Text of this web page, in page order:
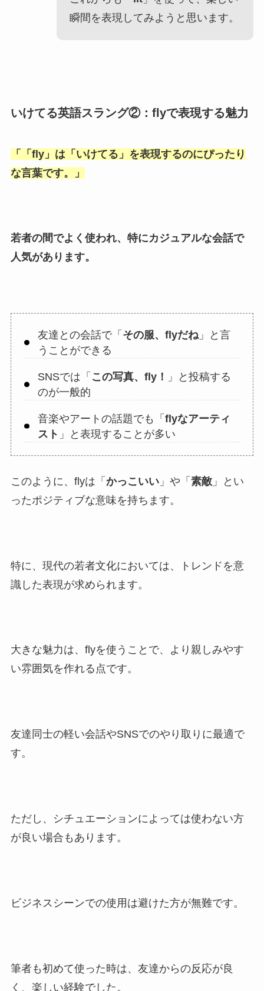
瞬間を表現してみようと思います。
いけてる英語スラング②：flyで表現する魅力
「 「fly」は「 いけてる 」を表現するのにぴったり
な言葉です。」
若者の間でよく使われ、特にカジュアルな会話で
人気があります。
友達との会話で「 その服、flyだね」と言
うことができる
SNSでは「 この写真、fly！
」と投稿する
のが一般的
音楽やアートの話題でも「 flyなアーティ
スト 」と表現することが多い
このように、flyは「 かっこいい」や「 素敵」とい
ったポジティブな意味を持ちます。
特に、現代の若者文化においては、トレンドを意
識した表現が求められます。
大きな魅力は、flyを使うことで、より親しみやす
い雰囲気を作れる点です。
友達同士の軽い会話やSNSでのやり取りに最適で
す。
ただし、シチュエーションによっては使わない方
が良い場合もあります。
ビジネスシーンでの使用は避けた方が無難です。
筆者も初めて使った時は、友達からの反応が良
く、楽しい経験でした。